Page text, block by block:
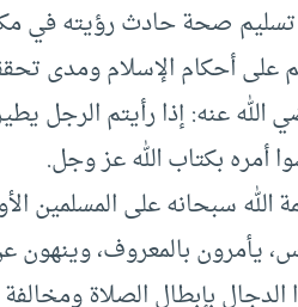
صحة حادث رؤيته في مكة
على أحكام الإسلام ومدى
الله عنه: إذا رأيتم الرجل
أمره بكتاب الله عز وجل.
سبحانه على المسلمين
يأمرون بالمعروف، وينهون
بإبطال الصلاة